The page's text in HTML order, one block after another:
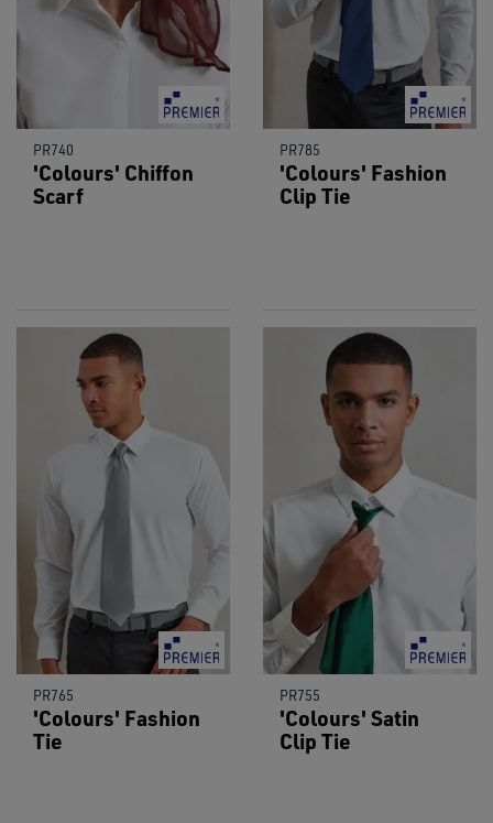
PR740
'Colours' Chiffon
Scarf
PR785
'Colours' Fashion
Clip Tie
PR765
'Colours' Fashion
Tie
PR755
'Colours' Satin
Clip Tie